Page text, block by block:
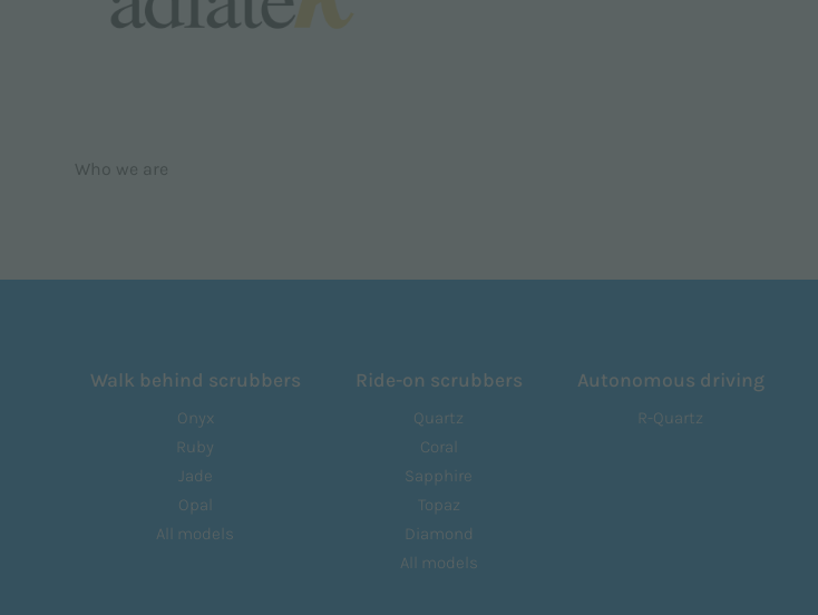
Who we are
Walk behind scrubbers
Onyx
Ruby
Jade
Opal
All models
Ride-on scrubbers
Quartz
Coral
Sapphire
Topaz
Diamond
All models
Autonomous driving
R-Quartz